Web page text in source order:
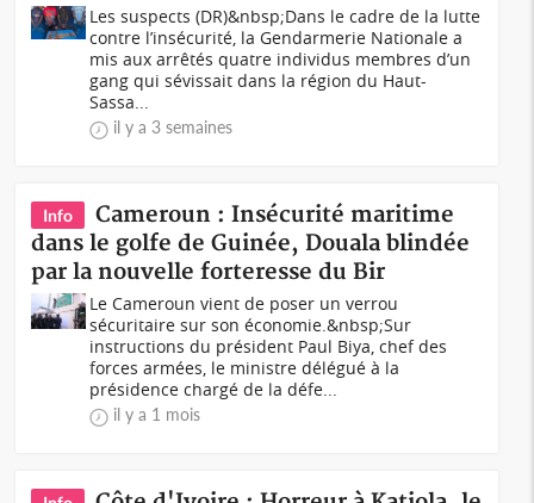
Les suspects (DR)&nbsp;Dans le cadre de la lutte
contre l’insécurité, la Gendarmerie Nationale a
mis aux arrêtés quatre individus membres d’un
gang qui sévissait dans la région du Haut-
Sassa...
il y a 3 semaines
Info
Cameroun : Insécurité maritime
dans le golfe de Guinée, Douala blindée
par la nouvelle forteresse du Bir
Le Cameroun vient de poser un verrou
sécuritaire sur son économie.&nbsp;Sur
instructions du président Paul Biya, chef des
forces armées, le ministre délégué à la
présidence chargé de la défe...
il y a 1 mois